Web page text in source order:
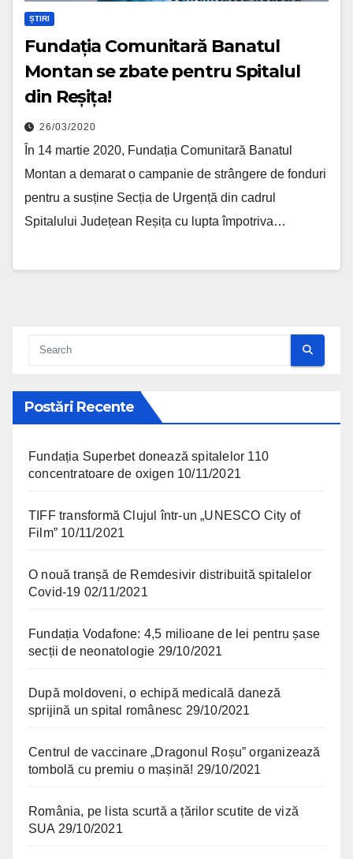
ȘTIRI
Fundația Comunitară Banatul
Montan se zbate pentru Spitalul
din Reșița!
26/03/2020
În 14 martie 2020, Fundația Comunitară Banatul
Montan a demarat o campanie de strângere de fonduri
pentru a susține Secția de Urgență din cadrul
Spitalului Județean Reșița cu lupta împotriva…
Postări Recente
Fundația Superbet donează spitalelor 110
concentratoare de oxigen 10/11/2021
TIFF transformă Clujul într-un „UNESCO City of
Film” 10/11/2021
O nouă tranșă de Remdesivir distribuită spitalelor
Covid-19 02/11/2021
Fundația Vodafone: 4,5 milioane de lei pentru șase
secții de neonatologie 29/10/2021
După moldoveni, o echipă medicală daneză
sprijină un spital românesc 29/10/2021
Centrul de vaccinare „Dragonul Roșu” organizează
tombolă cu premiu o mașină! 29/10/2021
România, pe lista scurtă a țărilor scutite de viză
SUA 29/10/2021